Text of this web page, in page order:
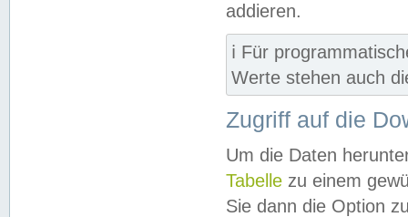
addieren.
ℹ️ Für
Werte stehen auch
Zugriff auf die
Um die Daten
Tabelle zu einem
Sie dann die Option